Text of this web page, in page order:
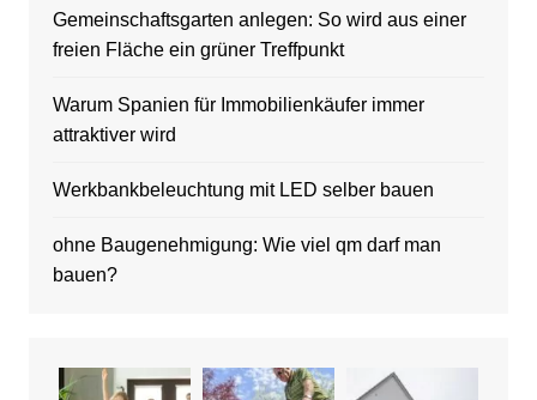
Gemeinschaftsgarten anlegen: So wird aus einer
freien Fläche ein grüner Treffpunkt
Warum Spanien für Immobilienkäufer immer
attraktiver wird
Werkbankbeleuchtung mit LED selber bauen
ohne Baugenehmigung: Wie viel qm darf man
bauen?